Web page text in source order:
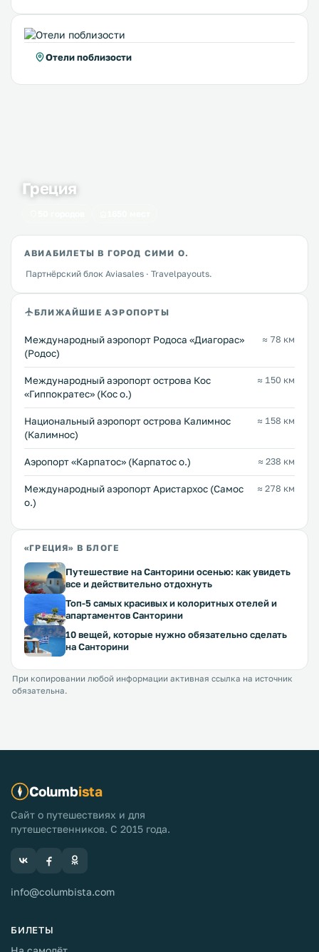
Отели поблизости
Греция
АВИАБИЛЕТЫ В ГОРОД СИМИ О.
Партнёрский блок Aviasales · Travelpayouts.
БЛИЖАЙШИЕ АЭРОПОРТЫ
Международный аэропорт Родоса «Диагорас»
(Родос)
≈ 78 км
Международный аэропорт острова Кос
«Гиппократес» (Кос о.)
≈ 150 км
Национальный аэропорт острова Калимнос
(Калимнос)
≈ 158 км
Аэропорт «Карпатос» (Карпатос о.) ≈ 238 км
Международный аэропорт Аристархос (Самос
о.)
≈ 278 км
«ГРЕЦИЯ» В БЛОГЕ
Путешествие на Санторини осенью: как увидеть
все и действительно отдохнуть
Топ-5 самых красивых и колоритных отелей и
апартаментов Санторини
10 вещей, которые нужно обязательно сделать
на Санторини
При копировании любой информации активная ссылка на источник
обязательна.
Columbista
Сайт о путешествиях и для
путешественников. С 2015 года.
info@columbista.com
БИЛЕТЫ